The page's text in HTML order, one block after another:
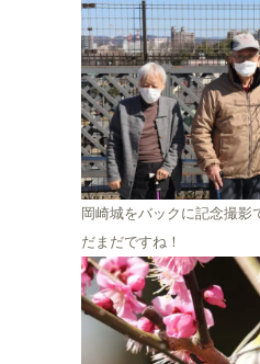
岡崎城をバックに記念撮影
だまだですね！